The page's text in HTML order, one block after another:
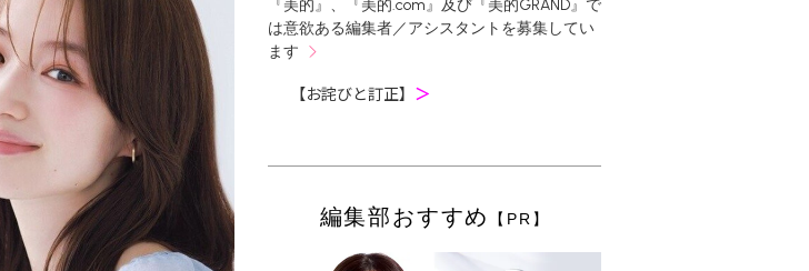
『美的』、『美的.com』及び『美的GRAND』で
は意欲ある編集者／アシスタントを募集してい
ます
【お詫びと訂正】 ＞
編集部おすすめ 【PR】